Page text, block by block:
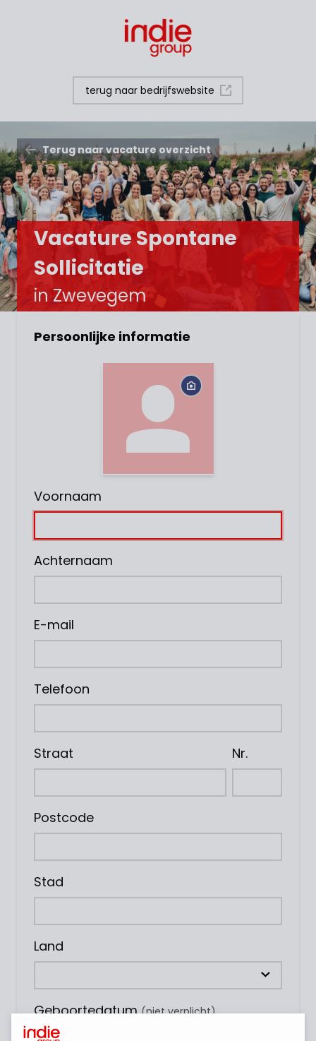
terug naar bedrijfswebsite
Terug naar vacature overzicht
Vacature Spontane
Sollicitatie
in Zwevegem
Persoonlijke informatie
Voornaam
Achternaam
E-mail
Telefoon
Straat Nr.
Postcode
Stad
Land
Geboortedatum(niet verplicht)